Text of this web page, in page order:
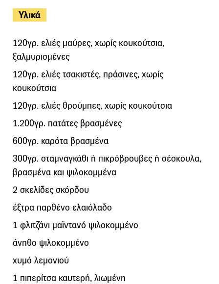
Υλικά
120γρ. ελιές μαύρες, χωρίς κουκούτσια,
ξαλμυρισμένες
120γρ. ελιές τσακιστές, πράσινες, χωρίς
κουκούτσια
120γρ. ελιές θρούμπες, χωρίς κουκούτσια
1.200γρ. πατάτες βρασμένες
600γρ. καρότα βρασμένα
300γρ. σταμναγκάθι ή πικρόβρουβες ή σέσκουλα,
βρασμένα και ψιλοκομμένα
2 σκελίδες σκόρδου
έξτρα παρθένο ελαιόλαδο
1 φλιτζάνι μαϊντανό ψιλοκομμένο
άνηθο ψιλοκομμένο
χυμό λεμονιού
1 πιπερίτσα καυτερή, λιωμένη